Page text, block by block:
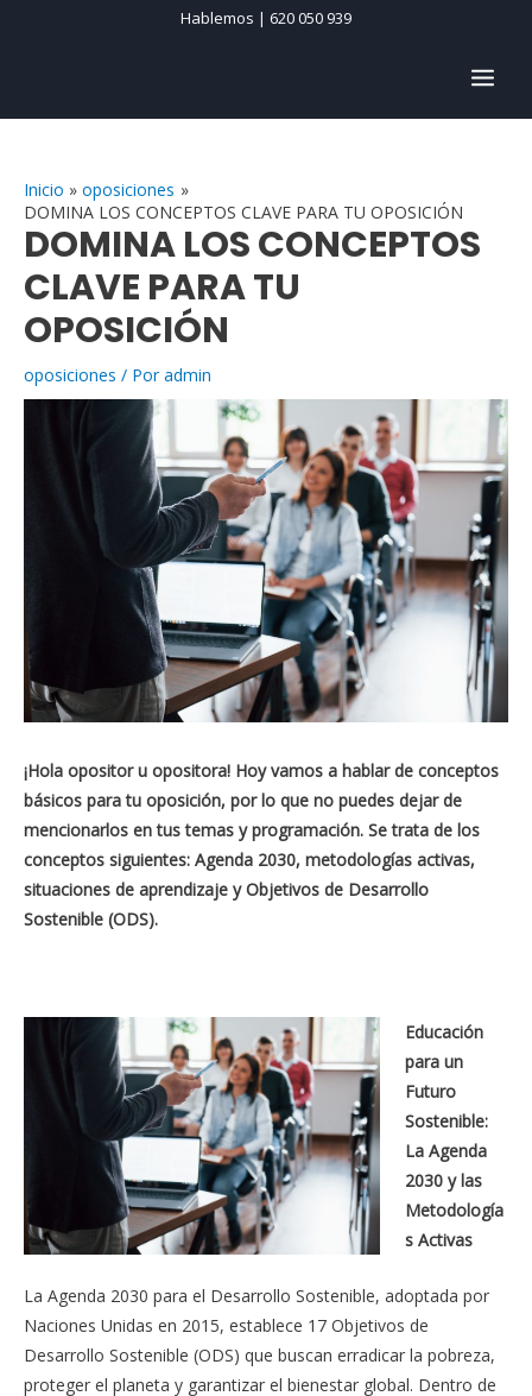
Hablemos | 620 050 939
MAIN
Inicio
oposiciones
DOMINA LOS CONCEPTOS CLAVE PARA TU OPOSICIÓN
DOMINA LOS CONCEPTOS
CLAVE PARA TU
OPOSICIÓN
oposiciones / Poradmin
¡Hola opositor u opositora! Hoy vamos a hablar de conceptos
básicos para tu oposición, por lo que no puedes dejar de
mencionarlos en tus temas y programación. Se trata de los
conceptos siguientes: Agenda 2030, metodologías activas,
situaciones de aprendizaje y Objetivos de Desarrollo
Sostenible (ODS).
Educación
para un
Futuro
Sostenible:
La Agenda
2030 y las
Metodología
s Activas
La Agenda 2030 para el Desarrollo Sostenible, adoptada por
Naciones Unidas en 2015, establece 17 Objetivos de
Desarrollo Sostenible (ODS) que buscan erradicar la pobreza,
proteger el planeta y garantizar el bienestar global. Dentro de